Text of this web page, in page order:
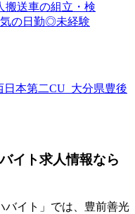
搬送車の組立・検
の日勤◎未経験
本第二CU_大分県豊後
イト求人情報なら
バイト」では、豊前善光